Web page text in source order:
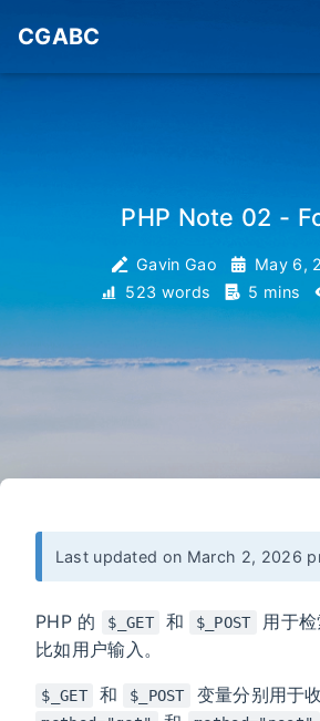
CGABC
PHP Note 02 -
Gavin Gao
May 6,
523 words
5 mins
Last updated on March 2, 2026
PHP 的 $_GET 和 $_POST
用于检
比如用户输入。
$_GET 和 $_POST 变量分别用于